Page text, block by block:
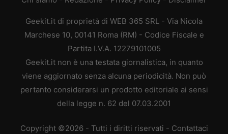
Geekit.it di proprietà di WEB 365 SRL - Via Nicola
Marchese 10, 00141 Roma (RM) - Codice Fiscale e
Partita I.V.A. 12279101005
Geekit.it non è una testata giornalistica, in quanto
viene aggiornato senza alcuna periodicità. Non può
pertanto considerarsi un prodotto editoriale ai sensi
della legge n. 62 del 07.03.2001
Copyright ©2026 - Tutti i diritti riservati - Contattaci